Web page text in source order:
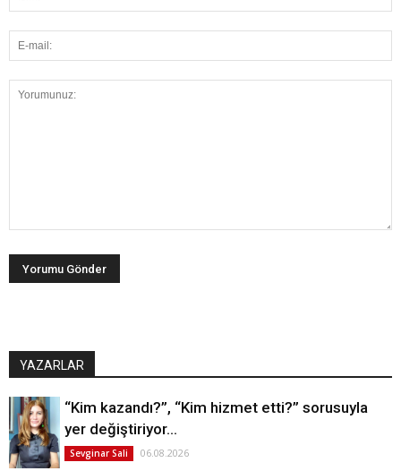
YAZARLAR
“Kim kazandı?”, “Kim hizmet etti?” sorusuyla
yer değiştiriyor…
Sevginar Sali 06.08.2026